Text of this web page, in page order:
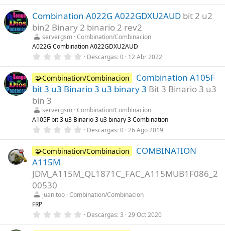
l
l
a
(
s
)
0
0
e
s
t
r
e
l
a
(
s
)
Combination A022G A022GDXU2AUD bit 2 u2
bin2 Binary 2 binario 2 rev2
servergsm Combination/Combinacion
A022G Combination A022GDXU2AUD
0
0
0
e
s
e
l
a
(
s
)
Descargas 0 12 Abr 2022
🧩Combination/Combinacion
Combination A105F
bit 3 u3 Binario 3 u3 binary 3 Bit 3 Binario 3 u3
bin 3
servergsm Combination/Combinacion
A105F bit 3 u3 Binario 3 u3 binary 3 Combination
0
0
0
e
r
l
l
)
Descargas 0 26 Ago 2019
🧩Combination/Combinacion
COMBINATION
A115M
JDM_A115M_QL1871C_FAC_A115MUB1F086_2
00530
juanitoo Combination/Combinacion
FRP
0
0
Descargas 3 29 Oct 2020